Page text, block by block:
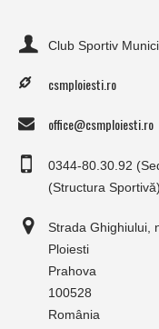
Club Sportiv
csmploiesti.ro
office@csmploiesti.ro
0344-80.30.92
(Structura Sportivă)
Strada Ghighiului,
Ploiesti
Prahova
100528
România